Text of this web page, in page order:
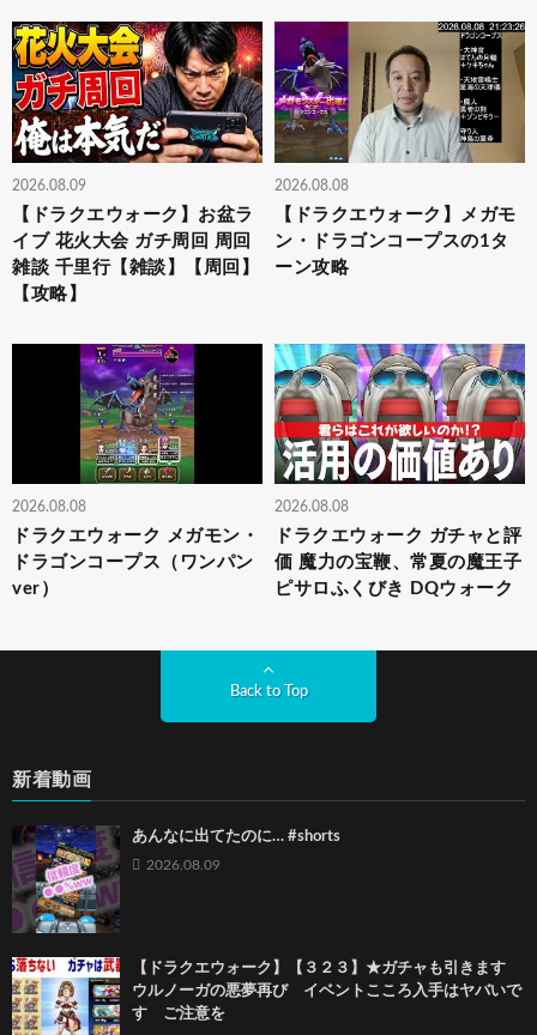
2026.08.09
【ドラクエウォーク】お盆ラ
イブ 花火大会 ガチ周回 周回
雑談 千里行【雑談】【周回】
【攻略】
2026.08.08
【ドラクエウォーク】メガモ
ン・ドラゴンコープスの1タ
ーン攻略
2026.08.08
ドラクエウォーク メガモン・
ドラゴンコープス（ワンパン
ver）
2026.08.08
ドラクエウォーク ガチャと評
価 魔力の宝鞭、常夏の魔王子
ピサロふくびき DQウォーク
Back to Top
新着動画
あんなに出てたのに… #shorts
2026.08.09
【ドラクエウォーク】【３２３】★ガチャも引きます
ウルノーガの悪夢再び イベントこころ入手はヤバいで
す ご注意を